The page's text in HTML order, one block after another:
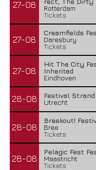
27-08
Rotterdam
Tickets
27-08
Creamfields
Daresbury
Tickets
27-08
Hit The City
Inherited
Eindhoven
28-08
Festival
Utrecht
28-08
Breekout!
Bree
Tickets
28-08
Pelagic Fest
Maastricht
Tickets